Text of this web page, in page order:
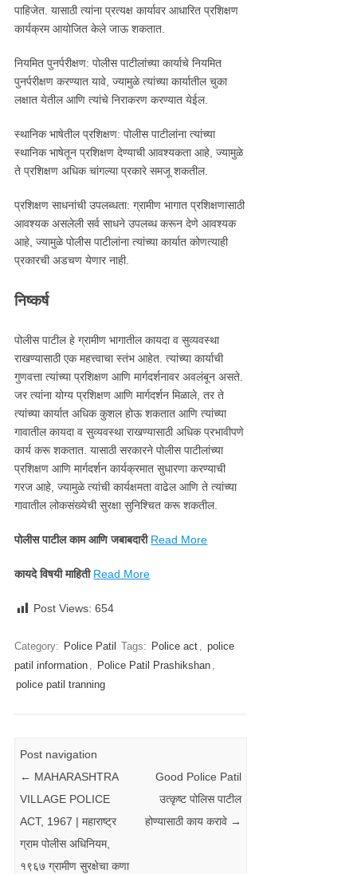
पाहिजेत. यासाठी त्यांना प्रत्यक्ष कार्यावर आधारित प्रशिक्षण
कार्यक्रम आयोजित केले जाऊ शकतात.
नियमित पुनर्परीक्षण: पोलीस पाटीलांच्या कार्याचे नियमित
पुनर्परीक्षण करण्यात यावे, ज्यामुळे त्यांच्या कार्यातील चुका
लक्षात येतील आणि त्यांचे निराकरण करण्यात येईल.
स्थानिक भाषेतील प्रशिक्षण: पोलीस पाटीलांना त्यांच्या
स्थानिक भाषेतून प्रशिक्षण देण्याची आवश्यकता आहे, ज्यामुळे
ते प्रशिक्षण अधिक चांगल्या प्रकारे समजू शकतील.
प्रशिक्षण साधनांची उपलब्धता: ग्रामीण भागात प्रशिक्षणासाठी
आवश्यक असलेली सर्व साधने उपलब्ध करून देणे आवश्यक
आहे, ज्यामुळे पोलीस पाटीलांना त्यांच्या कार्यात कोणत्याही
प्रकारची अडचण येणार नाही.
निष्कर्ष
पोलीस पाटील हे ग्रामीण भागातील कायदा व सुव्यवस्था
राखण्यासाठी एक महत्त्वाचा स्तंभ आहेत. त्यांच्या कार्याची
गुणवत्ता त्यांच्या प्रशिक्षण आणि मार्गदर्शनावर अवलंबून असते.
जर त्यांना योग्य प्रशिक्षण आणि मार्गदर्शन मिळाले, तर ते
त्यांच्या कार्यात अधिक कुशल होऊ शकतात आणि त्यांच्या
गावातील कायदा व सुव्यवस्था राखण्यासाठी अधिक प्रभावीपणे
कार्य करू शकतात. यासाठी सरकारने पोलीस पाटीलांच्या
प्रशिक्षण आणि मार्गदर्शन कार्यक्रमात सुधारणा करण्याची
गरज आहे, ज्यामुळे त्यांची कार्यक्षमता वाढेल आणि ते त्यांच्या
गावातील लोकसंख्येची सुरक्षा सुनिश्चित करू शकतील.
पोलीस पाटील काम आणि जबाबदारी Read More
कायदे विषयी माहिती Read More
Post Views: 654
Category: Police Patil Tags: Police act , police
patil information , Police Patil Prashikshan ,
police patil tranning
Post navigation
← MAHARASHTRA
VILLAGE POLICE
ACT, 1967 | महाराष्ट्र
ग्राम पोलीस अधिनियम,
१९६७ ग्रामीण सुरक्षेचा कणा
Good Police Patil
उत्कृष्ट पोलिस पाटील
होण्यासाठी काय करावे →